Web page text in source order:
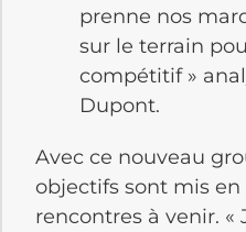
prenne nos
sur le terrain
compétitif »
Dupont.
Avec ce nouveau
objectifs sont mis
rencontres à venir. «